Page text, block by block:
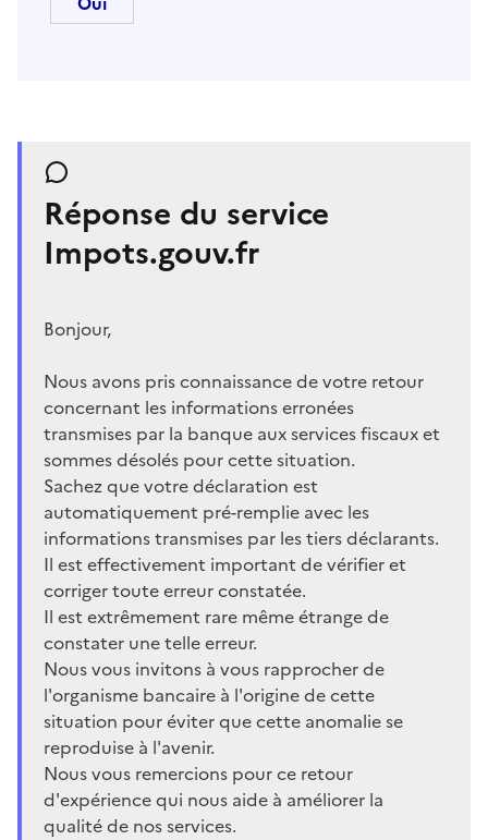
Réponse du service
Impots.gouv.fr
Bonjour,
Nous avons pris connaissance de votre retour
concernant les informations erronées
transmises par la banque aux services fiscaux et
sommes désolés pour cette situation.
Sachez que votre déclaration est
automatiquement pré-remplie avec les
informations transmises par les tiers déclarants.
Il est effectivement important de vérifier et
corriger toute erreur constatée.
Il est extrêmement rare même étrange de
constater une telle erreur.
Nous vous invitons à vous rapprocher de
l'organisme bancaire à l'origine de cette
situation pour éviter que cette anomalie se
reproduise à l'avenir.
Nous vous remercions pour ce retour
d'expérience qui nous aide à améliorer la
qualité de nos services.